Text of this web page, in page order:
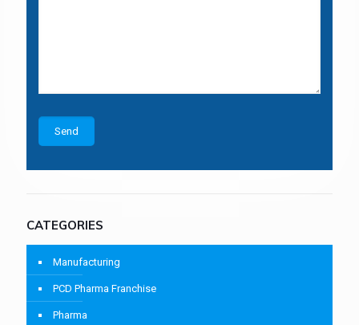
CATEGORIES
Manufacturing
PCD Pharma Franchise
Pharma